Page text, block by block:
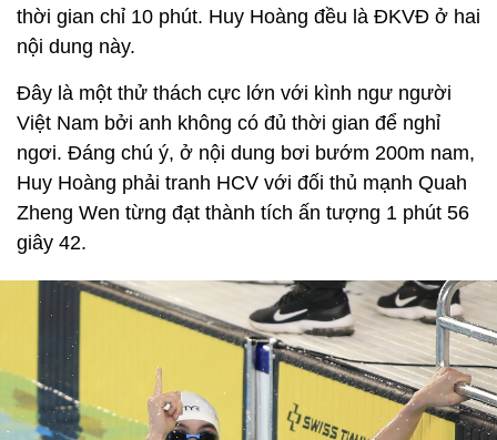
thời gian chỉ 10 phút. Huy Hoàng đều là ĐKVĐ ở hai
nội dung này.
Đây là một thử thách cực lớn với kình ngư người
Việt Nam bởi anh không có đủ thời gian để nghỉ
ngơi. Đáng chú ý, ở nội dung bơi bướm 200m nam,
Huy Hoàng phải tranh HCV với đối thủ mạnh Quah
Zheng Wen từng đạt thành tích ấn tượng 1 phút 56
giây 42.